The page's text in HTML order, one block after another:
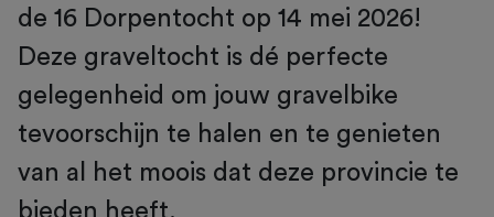
de 16 Dorpentocht op 14 mei 2026!
Deze graveltocht is dé perfecte
gelegenheid om jouw gravelbike
tevoorschijn te halen en te genieten
van al het moois dat deze provincie te
bieden heeft.